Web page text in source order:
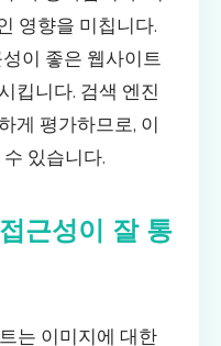
영향을 미칩니다.
이 좋은 웹사이트
킵니다. 검색 엔진
게 평가하므로, 이
있습니다.
근성이 잘 통
는 이미지에 대한